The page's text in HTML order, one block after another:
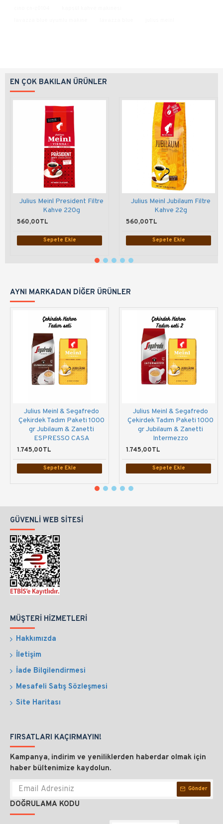
EN ÇOK BAKILAN ÜRÜNLER
Julius Meinl President Filtre
Kahve 220g
560,00TL
Sepete Ekle
Julius Meinl Jubilaum Filtre
Kahve 22g
560,00TL
Sepete Ekle
AYNI MARKADAN DIĞER ÜRÜNLER
Julius Meinl & Segafredo
Çekirdek Tadım Paketi 1000
gr Jubilaum & Zanetti
ESPRESSO CASA
1.745,00TL
Sepete Ekle
Julius Meinl & Segafredo
Çekirdek Tadım Paketi 1000
gr Jubilaum & Zanetti
Intermezzo
1.745,00TL
Sepete Ekle
GÜVENLI WEB SITESI
MÜŞTERI HIZMETLERI
Hakkımızda
İletişim
İade Bilgilendirmesi
Mesafeli Satış Sözleşmesi
Site Haritası
FIRSATLARI KAÇIRMAYIN!
Kampanya, indirim ve yeniliklerden haberdar olmak için
haber bültenimize kaydolun.
Gönder
DOĞRULAMA KODU